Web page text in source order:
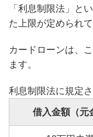
「利息制限法」と
た上限が定められて
カードローンは、
ます。
利息制限法に規定
借入金額（元